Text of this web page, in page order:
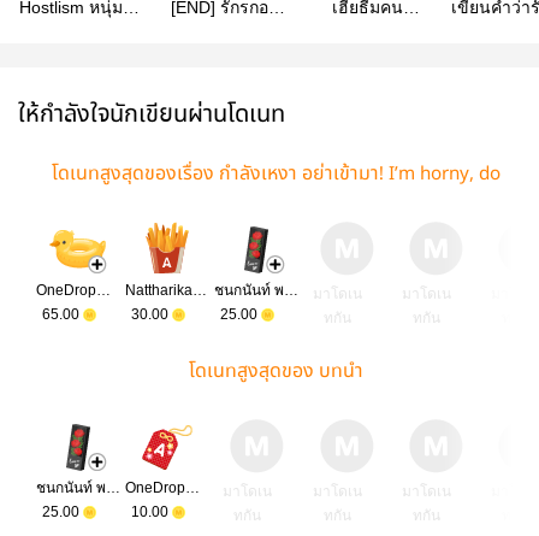
Hostlism หนุ่มโฮ
[END] รักรกอก
เฮียธีมคน
เขียนคำว่า
ให้กำลังใจนักเขียนผ่านโดเนท
โดเนทสูงสุดของเรื่อง กำลังเหงา อย่าเข้ามา! I’m horny, do
OneDropWithTear
65.00
Nattharika kropkaew
30.00
ชนกนันท์ พลอยขวัญ แก้วโกมล
25.00
มาโดเน
ทกัน
มาโดเน
ทกัน
โดเนทสูงสุดของ บทนำ
ชนกนันท์ พลอยขวัญ แก้วโกมล
25.00
OneDropWithTear
10.00
มาโดเน
ทกัน
มาโดเน
ทกัน
มาโดเน
ทกัน